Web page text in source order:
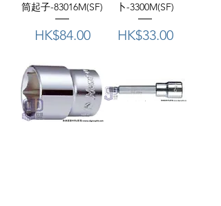
筒起子-83016M(SF)
價格
HK$84.00
卜-3300M(SF)
價格
HK$33.00